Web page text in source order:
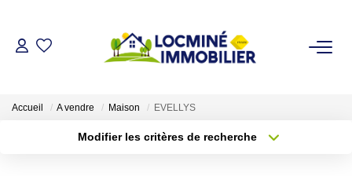
Accueil A vendre Maison EVELLYS
Modifier les critères de recherche